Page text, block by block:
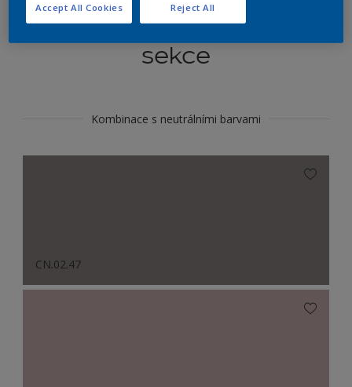
Koordinovat barevné
sekce
Kombinace s neutrálními barvami
CN.02.47
Reject All
Accept All Cookies